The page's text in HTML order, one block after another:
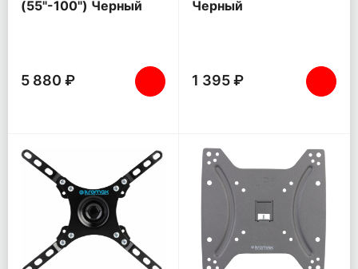
(55"-100") Черный
5 880 ₽
Черный
1 395 ₽